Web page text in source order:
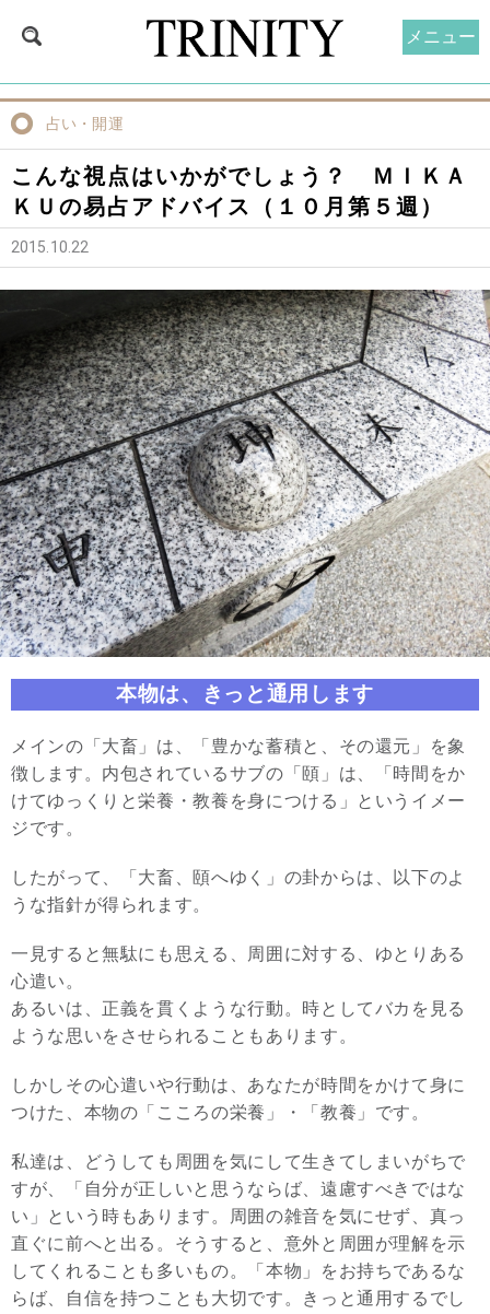
占い・開運
こんな視点はいかがでしょう？ ＭＩＫＡ
ＫＵの易占アドバイス（１０月第５週）
2015.10.22
本物は、きっと通用します
メインの「大畜」は、「豊かな蓄積と、その還元」を象
徴します。内包されているサブの「頤」は、「時間をか
けてゆっくりと栄養・教養を身につける」というイメー
ジです。
したがって、「大畜、頤へゆく」の卦からは、以下のよ
うな指針が得られます。
一見すると無駄にも思える、周囲に対する、ゆとりある
心遣い。
あるいは、正義を貫くような行動。時としてバカを見る
ような思いをさせられることもあります。
しかしその心遣いや行動は、あなたが時間をかけて身に
つけた、本物の「こころの栄養」・「教養」です。
私達は、どうしても周囲を気にして生きてしまいがちで
すが、「自分が正しいと思うならば、遠慮すべきではな
い」という時もあります。周囲の雑音を気にせず、真っ
直ぐに前へと出る。そうすると、意外と周囲が理解を示
してくれることも多いもの。「本物」をお持ちであるな
らば、自信を持つことも大切です。きっと通用するでし
メニュー